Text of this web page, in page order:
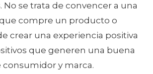
. No se trata de convencer a una
compre un producto o
crear una experiencia positiva
que generen una buena
y marca.